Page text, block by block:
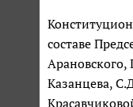
составе
Казанцева,